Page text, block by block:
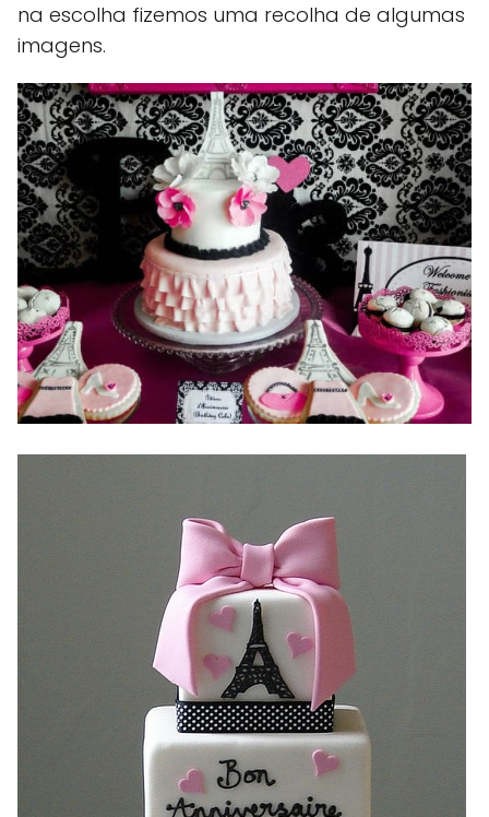
na escolha fizemos uma recolha de algumas
imagens.